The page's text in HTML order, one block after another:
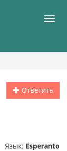
Ответить
Язык: Esperanto